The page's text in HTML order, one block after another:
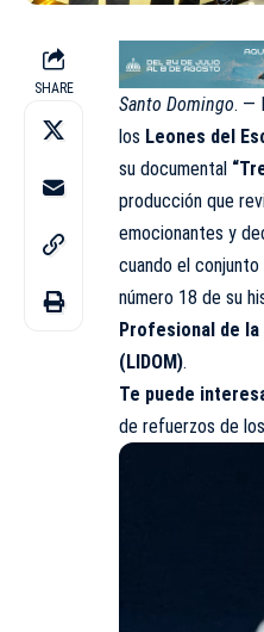
SHARE
Santo Domingo. —
los Leones del
su documental
producción que
emocionantes y
cuando el
número 18 de su
Profesional de la
(LIDOM).
Te puede
de refuerzos de